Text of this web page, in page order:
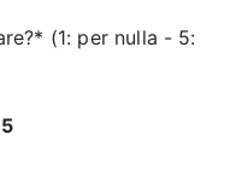
(1: per nulla - 5:
5